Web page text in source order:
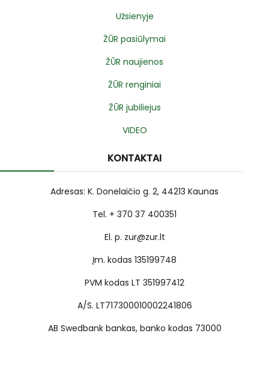
Užsienyje
ŽŪR pasiūlymai
ŽŪR naujienos
ŽŪR renginiai
ŽŪR jubiliejus
VIDEO
KONTAKTAI
Adresas: K. Donelaičio g. 2, 44213 Kaunas
Tel. + 370 37 400351
El. p. zur@zur.lt
Įm. kodas 135199748
PVM kodas LT 351997412
A/S. LT717300010002241806
AB Swedbank bankas, banko kodas 73000